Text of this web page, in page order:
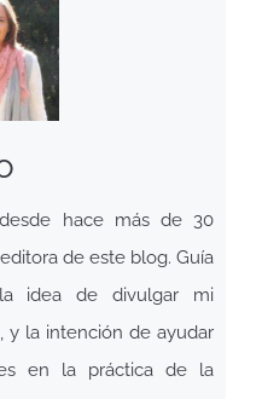
hace más de 30
de este blog. Guía
idea de divulgar mi
y la intención de ayudar
en la práctica de la